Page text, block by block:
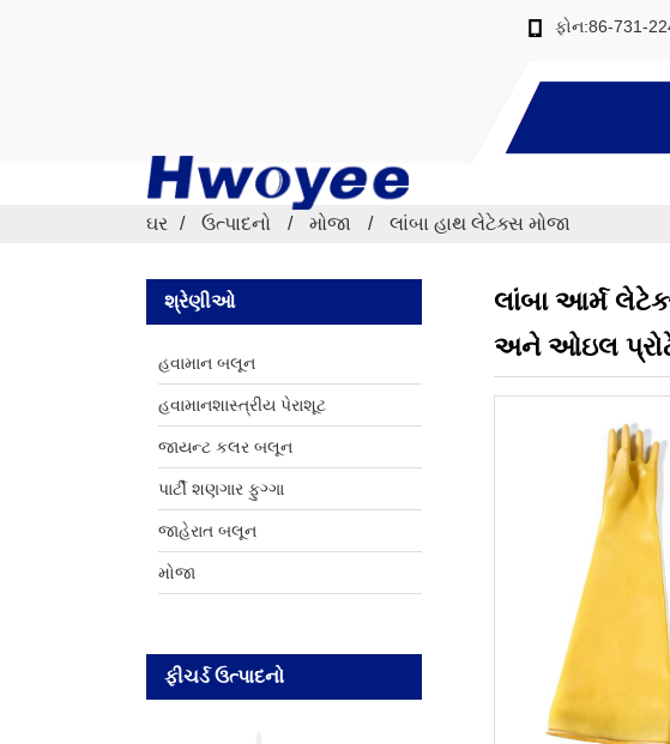
ફોન:86-731-
ઘર ઉત્પાદનો મોજા લાંબા હાથ લેટેક્સ મોજા
શ્રેણીઓ
હવામાન બલૂન
હવામાનશાસ્ત્રીય પેરાશૂટ
જાયન્ટ કલર બલૂન
પાર્ટી શણગાર ફુગ્ગા
જાહેરાત બલૂન
મોજા
ફીચર્ડ ઉત્પાદનો
લાંબા આર્મ
અને ઓઇલ